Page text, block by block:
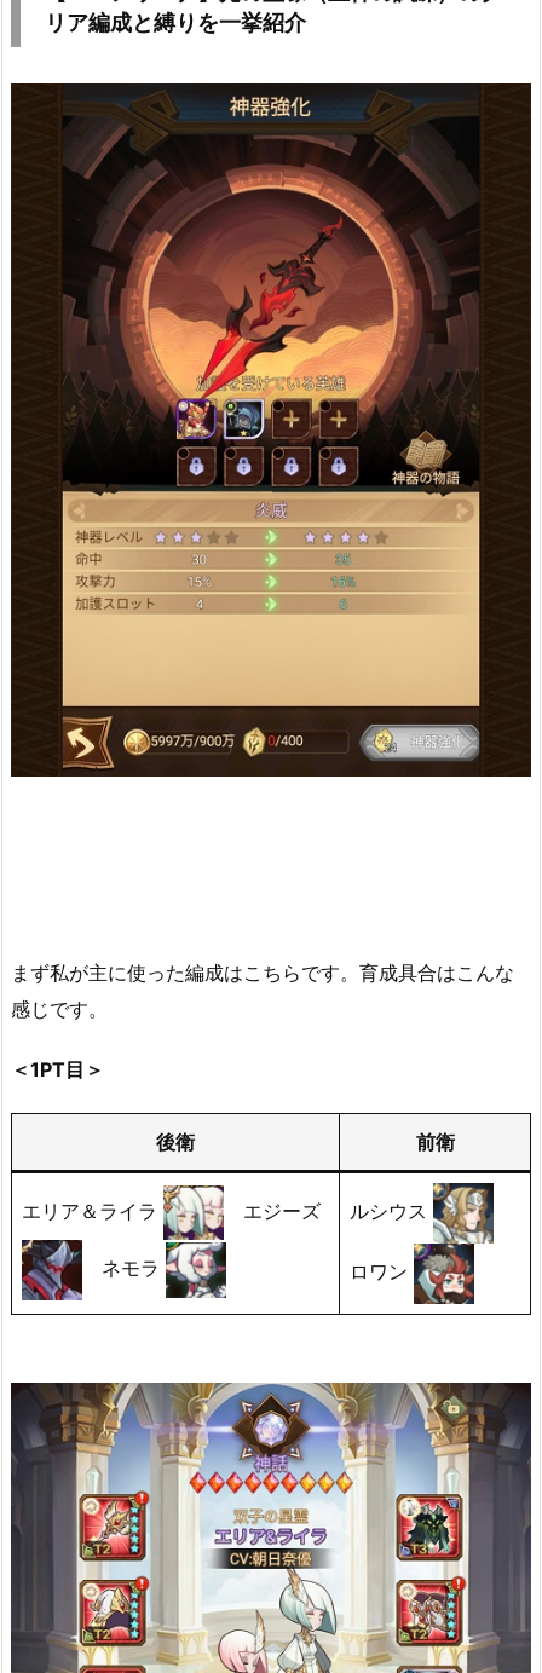
リア編成と縛りを一挙紹介
まず私が主に使った編成はこちらです。育成具合はこんな
感じです。
＜1PT目＞
後衛 前衛
エリア＆ライラ エジーズ
ネモラ
ルシウス
ロワン